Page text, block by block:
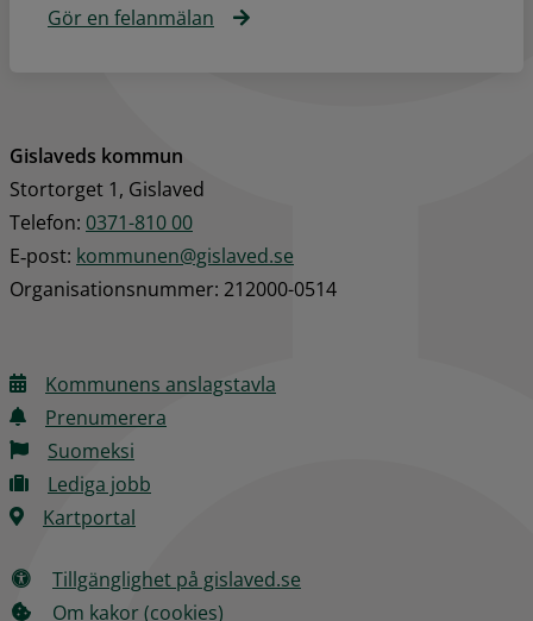
Gör en felanmälan
Gislaveds kommun
Stortorget 1, Gislaved
Telefon: 0371-810 00
E‑post: kommunen@gislaved.se
Organisationsnummer: 212000-0514
Kommunens anslagstavla
Prenumerera
Suomeksi
Lediga jobb
Kartportal
Tillgänglighet på gislaved.se
Om kakor (cookies)